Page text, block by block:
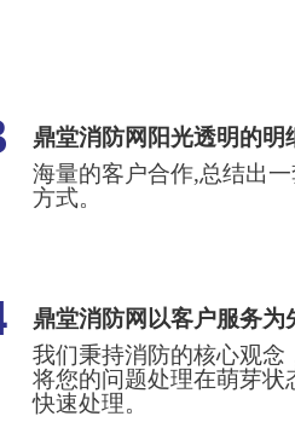
鼎堂消防网阳光透明的明
海量的客户合作,总结出
方式。
鼎堂消防网以客户服务为
我们秉持消防的核心观
将您的问题处理在萌芽
快速处理。